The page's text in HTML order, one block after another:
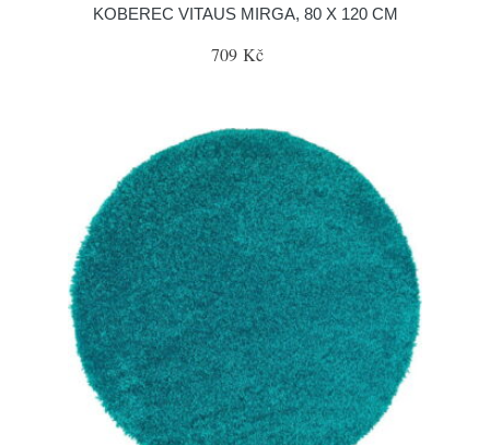
KOBEREC VITAUS MIRGA, 80 X 120 CM
709 Kč